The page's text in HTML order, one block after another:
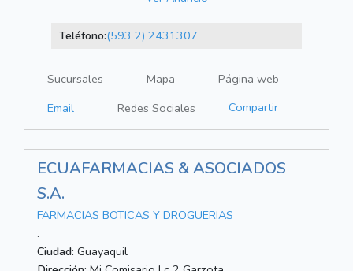
Teléfono:(593 2) 2431307
Sucursales Mapa
Página web
Email
Redes Sociales Compartir
ECUAFARMACIAS & ASOCIADOS
S.A.
FARMACIAS BOTICAS Y DROGUERIAS
.
Ciudad: Guayaquil